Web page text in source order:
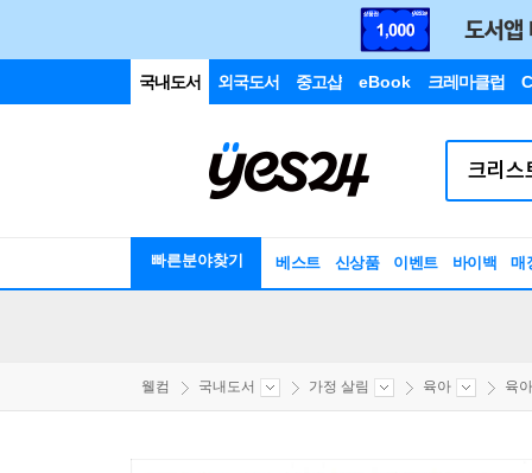
국내도서 외국도서 중고샵 eBook 크레마클럽
빠른분야찾기 베스트 신상품 이벤트 바이백 매
웰컴 국내도서 가정 살림 육아 육